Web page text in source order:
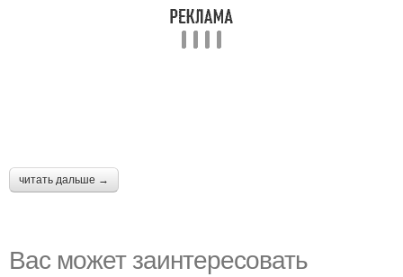
читать дальше →
Вас может заинтересовать